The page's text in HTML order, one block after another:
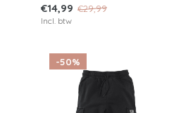
€14,99 €29,99
Incl. btw
-50%